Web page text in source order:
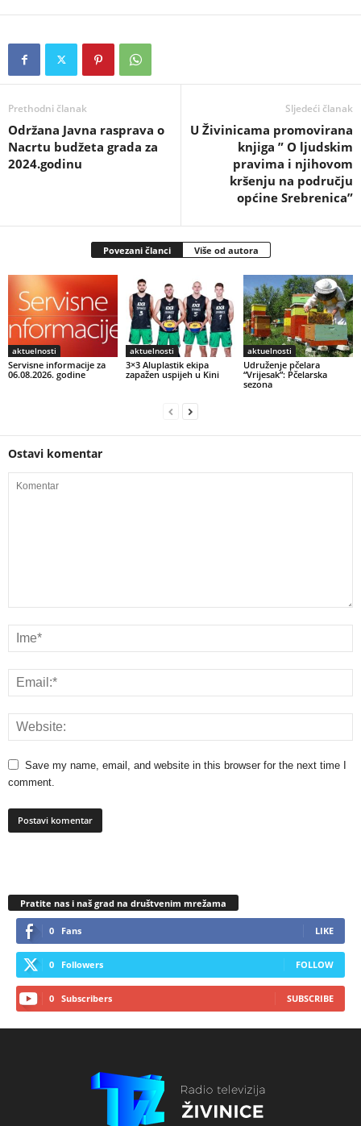
Prethodni članak
Održana Javna rasprava o
Nacrtu budžeta grada za
2024.godinu
Sljedeći članak
U Živinicama promovirana
knjiga ” O ljudskim
pravima i njihovom
kršenju na području
općine Srebrenica”
Povezani članci Više od autora
aktuelnosti
Servisne informacije za
06.08.2026. godine
aktuelnosti
3×3 Aluplastik ekipa
zapažen uspijeh u Kini
aktuelnosti
Udruženje pčelara
“Vrijesak”: Pčelarska
sezona
Ostavi komentar
Save my name, email, and website in this browser for the next time I
comment.
Pratite nas i naš grad na društvenim mrežama
0 Fans LIKE
0 Followers FOLLOW
0 Subscribers SUBSCRIBE